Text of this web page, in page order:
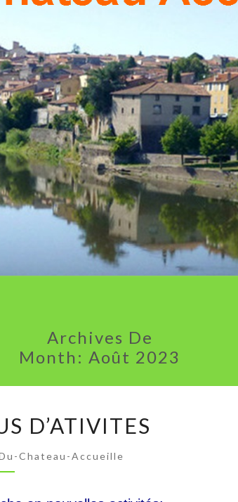
Association
Culturelle
De Pont Du
Chateau
Archives De
Month: Août 2023
D’ATIVITES
Chateau-Accueille